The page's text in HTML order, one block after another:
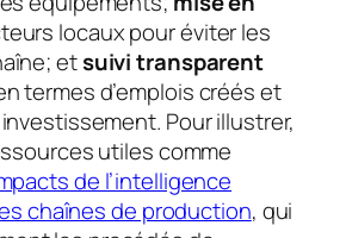
locaux pour éviter les
etsuivi transparent
termes d’emplois créés et
Pour illustrer,
utiles comme
de l’intelligence
chaînes de production, qui